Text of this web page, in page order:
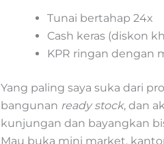
Tunai bertahap 24x
Cash keras (diskon
KPR ringan dengan
Yang paling saya suka dari
bangunan ready stock, dan
kunjungan dan bayangkan
Mau buka mini market,